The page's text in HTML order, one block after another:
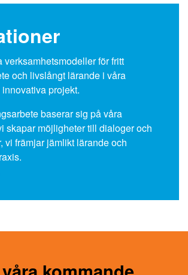
verksamhetsmodeller för fritt
och livslångt lärande i våra
projekt.
baserar sig på våra
skapar möjligheter till dialoger och
vi främjar jämlikt lärande och